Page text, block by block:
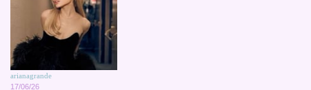
arianagrande
17/06/26